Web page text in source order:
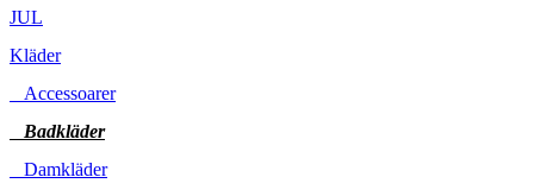
JUL
Kläder
Accessoarer
Badkläder
Damkläder